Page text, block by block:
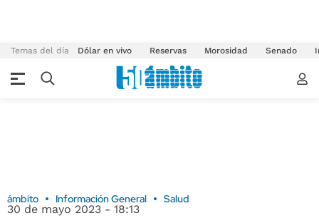
Temas del día Dólar en vivo Reservas Morosidad Senado
ámbito Información General Salud
30 de mayo 2023 - 18:13